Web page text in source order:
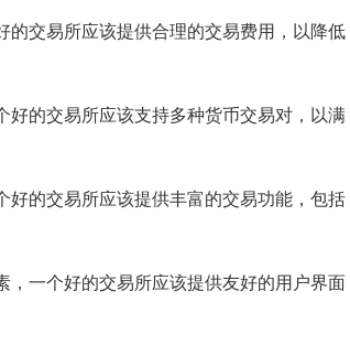
交易所应该提供合理的交易费用，以降低
的交易所应该支持多种货币交易对，以满
的交易所应该提供丰富的交易功能，包括
一个好的交易所应该提供友好的用户界面